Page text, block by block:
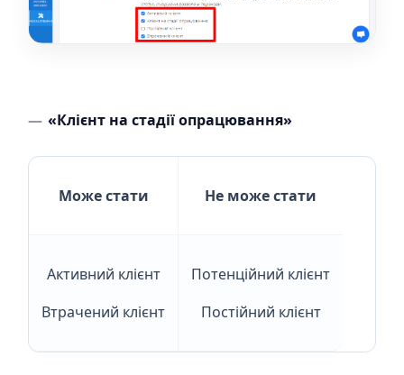
«Клієнт на стадії опрацювання»
Може стати Не може стати
Активний клієнт
Втрачений клієнт
Потенційний клієнт
Постійний клієнт